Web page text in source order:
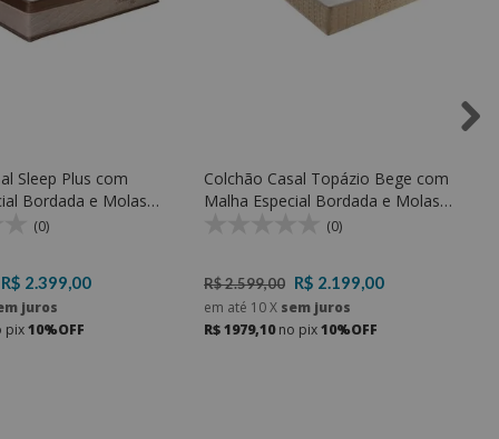
Sleep Plus com
Bordada e Molas
D33
(0)
R$ 2.399,00
juros
pix10%OFF
Colchão Casal Topázio Bege com
Malha Especial Bordada e Molas
ensacadas e Espuma D33
(0)
R$ 2.599,00 R$ 2.199,00
em até 10X sem juros
R$ 1979,10no pix10%OFF